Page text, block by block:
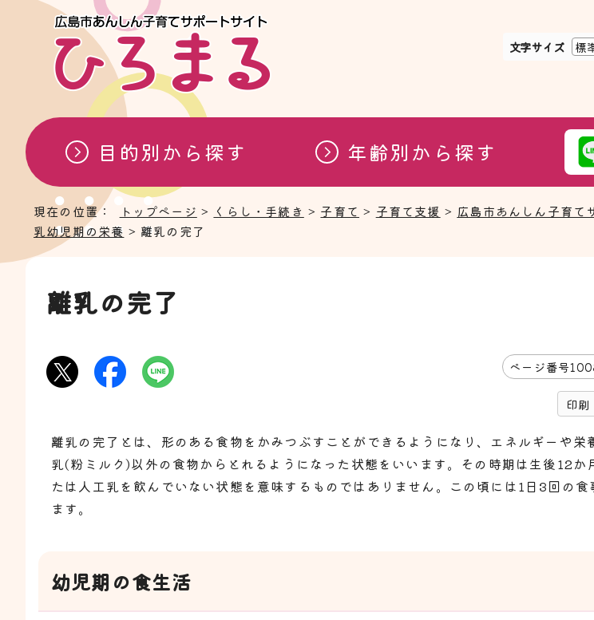
文字サイズ
標
目的別から探す 年齢別から探す
現在の位置： トップページ > くらし・手続き > 子育て > 子育て支援 > 広島市あんしん子育て
乳幼児期の栄養 > 離乳の完了
離乳の完了
ページ番号
印刷
離乳の完了とは、形のある食物をかみつぶすことができるようになり、エネルギーや栄
乳(粉ミルク)以外の食物からとれるようになった状態をいいます。その時期は生後12か
たは人工乳を飲んでいない状態を意味するものではありません。この頃には1日3回の
ます。
幼児期の食生活